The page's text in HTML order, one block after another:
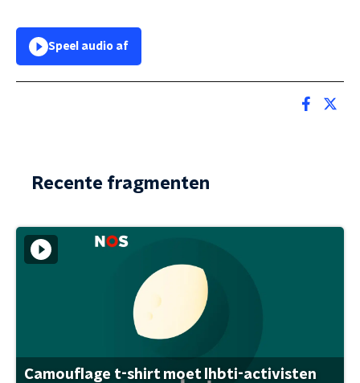
Speel audio af
Recente fragmenten
Camouflage t-shirt moet lhbti-activisten